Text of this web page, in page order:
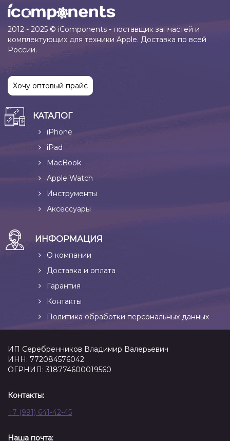
2012 - 2025 © iComponents - поставщик запчастей и
комплектующих для техники Apple. Доставка по всей
России.
Хочу оптовый прайс
КАТАЛОГ
iPhone
iPad
MacBook
Apple Watch
Инструменты
Аксессуары
ИНФОРМАЦИЯ
О компании
Доставка и оплата
Гарантия
Контакты
Политика обработки персональных данных
ИП Серебренников Владимир Валерьевич
ИНН: 772084576042
ОГРНИП: 318774600019560
Контакты:
+7 (991) 641-42-45
Наша почта: